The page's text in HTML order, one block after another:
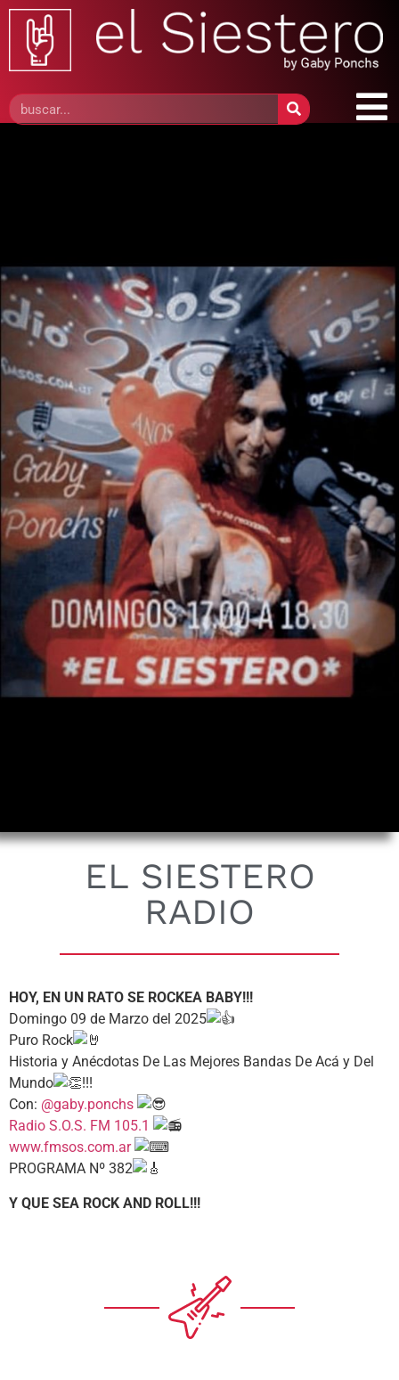
EL SIESTERO
RADIO
HOY, EN UN RATO SE ROCKEA BABY!!!
Domingo 09 de Marzo del 2025
Puro Rock
Historia y Anécdotas De Las Mejores Bandas De Acá y Del
Mundo
!!!
Con: @gaby.ponchs
Radio S.O.S. FM 105.1
www.fmsos.com.ar
PROGRAMA Nº 382
Y QUE SEA ROCK AND ROLL!!!